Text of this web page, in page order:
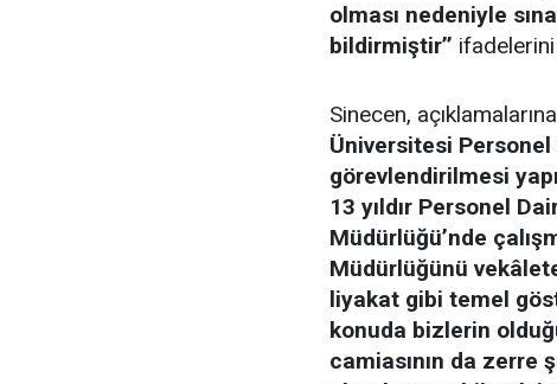
olması nedeniyle
bildirmiştir’’ ifadelerini
Sinecen,
Üniversitesi Personel
görevlendirilmesi
13 yıldır Personel
Müdürlüğü’nde
Müdürlüğünü
liyakat gibi temel
konuda bizlerin
camiasının da zerre